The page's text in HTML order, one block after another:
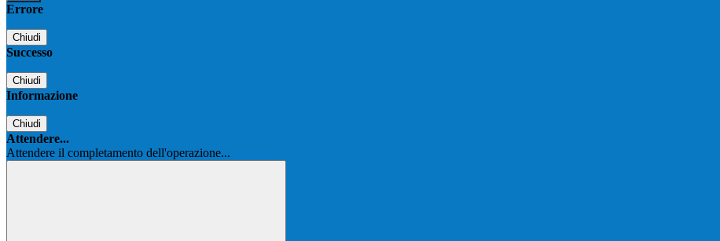
Errore
Chiudi
Successo
Chiudi
Informazione
Chiudi
Attendere...
Attendere il completamento dell'operazione...